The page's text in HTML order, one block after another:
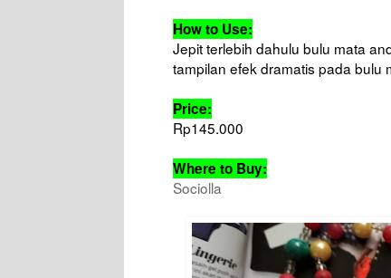
How to Use:
Jepit terlebih dahulu bulu mata
tampilan efek dramatis pada bulu
Price:
Rp145.000
Where to Buy:
Sociolla